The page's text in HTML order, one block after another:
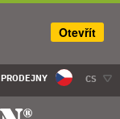
PRODEJNY CS
Otevřít